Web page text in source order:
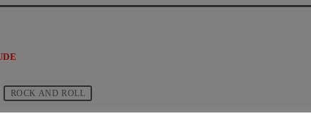
ROCK AND ROLL